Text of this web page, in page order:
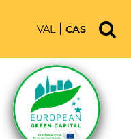
VAL CAS